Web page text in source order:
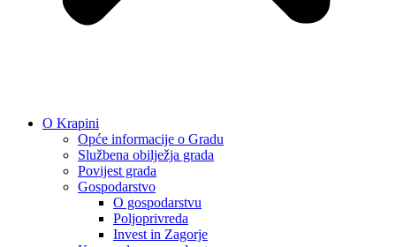
O Krapini
Opće informacije o Gradu
Službena obilježja grada
Povijest grada
Gospodarstvo
O gospodarstvu
Poljoprivreda
Invest in Zagorje